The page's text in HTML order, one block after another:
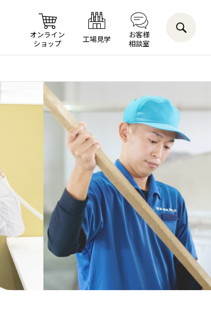
オンライン
ショップ
工場見学
お客様
相談室